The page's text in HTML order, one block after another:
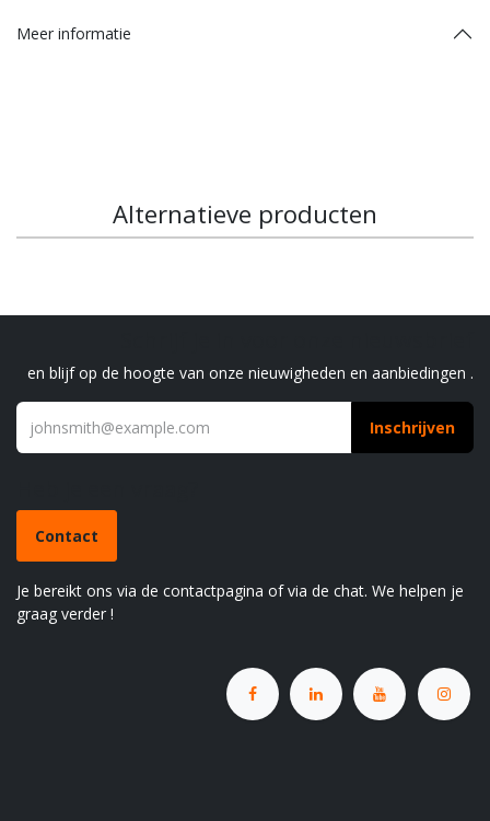
Meer informatie
Alternatieve producten
en blijf op de hoogte van onze nieuwigheden en aanbiedingen .
Inschrijven
Contact
Je bereikt ons via de contactpagina of via de chat. We helpen je
graag verder !